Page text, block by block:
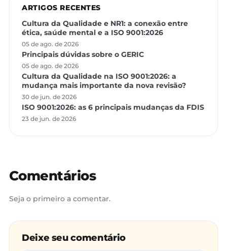
ARTIGOS RECENTES
Cultura da Qualidade e NR1: a conexão entre
ética, saúde mental e a ISO 9001:2026
05 de ago. de 2026
Principais dúvidas sobre o GERIC
05 de ago. de 2026
Cultura da Qualidade na ISO 9001:2026: a
mudança mais importante da nova revisão?
30 de jun. de 2026
ISO 9001:2026: as 6 principais mudanças da FDIS
23 de jun. de 2026
Comentários
Seja o primeiro a comentar.
Deixe seu comentário